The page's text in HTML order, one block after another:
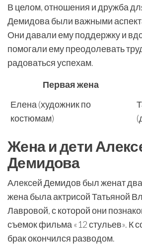
В целом, отношения и дружба
Демидова были важными
Они давали ему поддержку и
помогали ему преодолевать
радоваться успехам.
Первая жена
Елена (художник по
костюмам)
Жена и дети
Демидова
Алексей Демидов был женат
жена была актрисой Татьяной
Лавровой, с которой они
съемок фильма «12 стульев». К
брак окончился разводом.